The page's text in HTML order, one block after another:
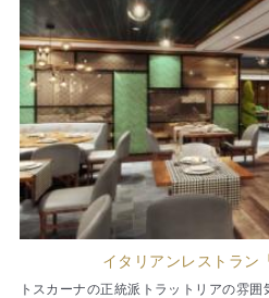
イタリアンレストラン
トスカーナの正統派トラットリアの雰